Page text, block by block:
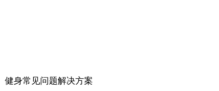
健身常见问题解决方案